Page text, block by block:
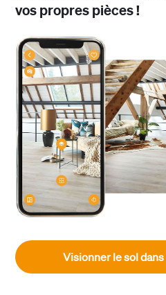
vos propres pièces !
Visionner le sol